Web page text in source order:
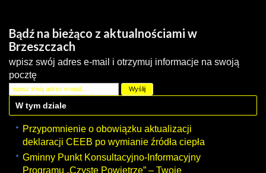
Bądź na bieżąco z aktualnościami w
Brzeszczach
wpisz swój adres e-mail i otrzymuj informacje na swoją
pocztę
W tym dziale
Przypomnienie o obowiązku aktualizacji
deklaracji CEEB po wymianie źródła ciepła
Gminny Punkt Konsultacyjno-Informacyjny
Programu „Czyste Powietrze” – Twoje